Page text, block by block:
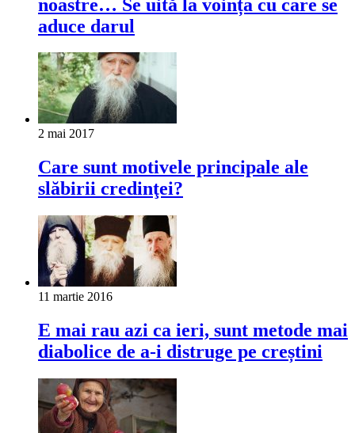
noastre… Se uită la voința cu care se
aduce darul
2 mai 2017
Care sunt motivele principale ale
slăbirii credinţei?
11 martie 2016
E mai rau azi ca ieri, sunt metode mai
diabolice de a-i distruge pe creștini